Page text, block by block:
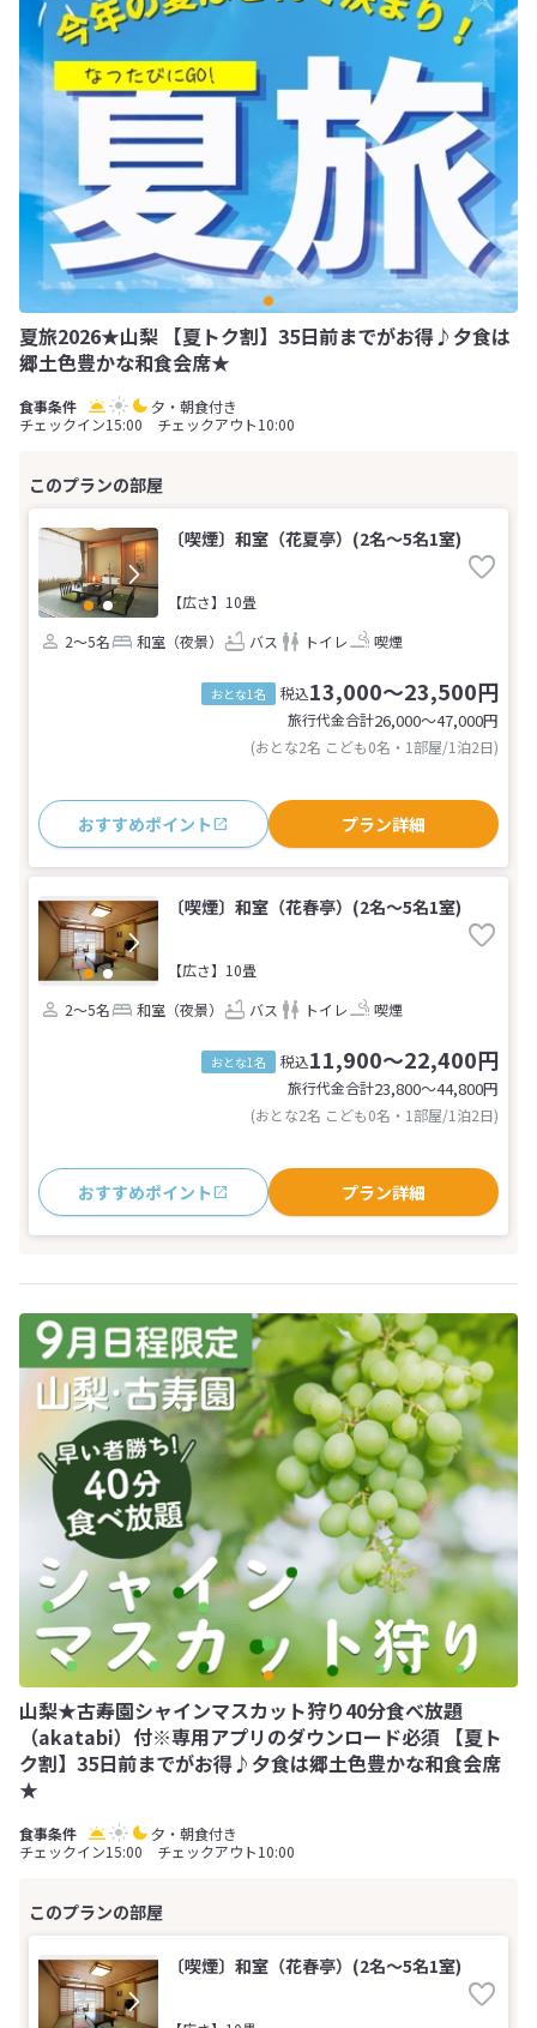
夏旅2026★山梨 【夏トク割】35日前までがお得♪夕食は
郷土色豊かな和食会席★
夕・朝食付き
チェックイン15:00 チェックアウト10:00
〔喫煙〕和室（花夏亭）(2名～5名1室)
【広さ】10畳
2～5名
和室（夜景） バス トイレ 喫煙
おとな1名 税込13,000～23,500円
旅行代金合計26,000〜47,000円
(おとな2名 こども0名・1部屋/1泊2日)
おすすめポイント プラン詳細
〔喫煙〕和室（花春亭）(2名～5名1室)
【広さ】10畳
2～5名
和室（夜景） バス トイレ 喫煙
おとな1名 税込11,900～22,400円
旅行代金合計23,800〜44,800円
(おとな2名 こども0名・1部屋/1泊2日)
おすすめポイント プラン詳細
山梨★古寿園シャインマスカット狩り40分食べ放題
（akatabi）付※専用アプリのダウンロード必須 【夏ト
ク割】35日前までがお得♪夕食は郷土色豊かな和食会席
★
夕・朝食付き
チェックイン15:00 チェックアウト10:00
〔喫煙〕和室（花春亭）(2名～5名1室)